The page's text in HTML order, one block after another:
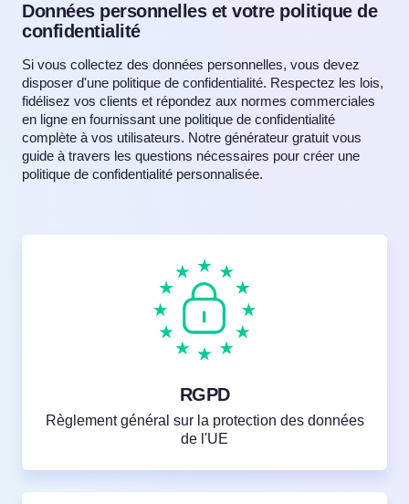
Données personnelles et votre politique de
confidentialité
Si vous collectez des données personnelles, vous devez
disposer d'une politique de confidentialité. Respectez les lois,
fidélisez vos clients et répondez aux normes commerciales
en ligne en fournissant une politique de confidentialité
complète à vos utilisateurs. Notre générateur gratuit vous
guide à travers les questions nécessaires pour créer une
politique de confidentialité personnalisée.
RGPD
Règlement général sur la protection des données
de l'UE